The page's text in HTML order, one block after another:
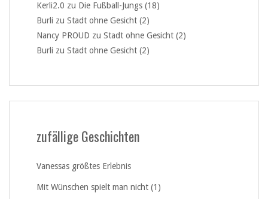
Kerli2.0 zu Die Fußball-Jungs (18)
Burli zu Stadt ohne Gesicht (2)
Nancy PROUD zu Stadt ohne Gesicht (2)
Burli zu Stadt ohne Gesicht (2)
zufällige Geschichten
Vanessas größtes Erlebnis
Mit Wünschen spielt man nicht (1)